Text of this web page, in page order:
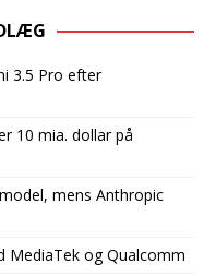
3.5 Pro efter
10 mia. dollar på
mens Anthropic
MediaTek og Qualcomm